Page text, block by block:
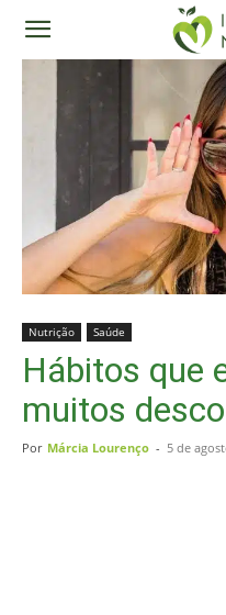
Nutrição Saúde
Hábitos que
muitos
Por Márcia Lourenço - 5 de